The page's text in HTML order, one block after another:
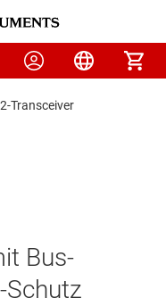
Transceiver
Bus-
Schutz